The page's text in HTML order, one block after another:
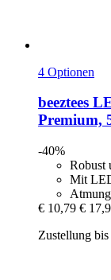
4 Optionen
beeztees
Premium,
-40%
Robust
Mit
€ 10,79 €
Zustellung